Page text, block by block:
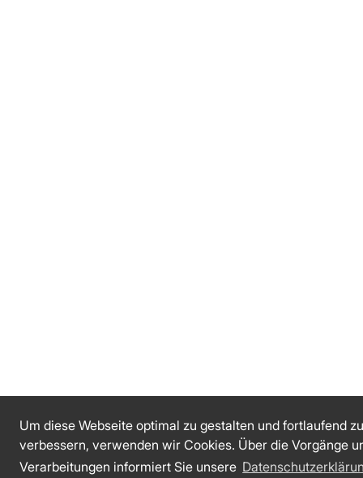
Um diese Webseite optimal zu gestalten und fortlaufend zu
verbessern, verwenden wir Cookies. Über die Vorgänge
Verarbeitungen informiert Sie unsere